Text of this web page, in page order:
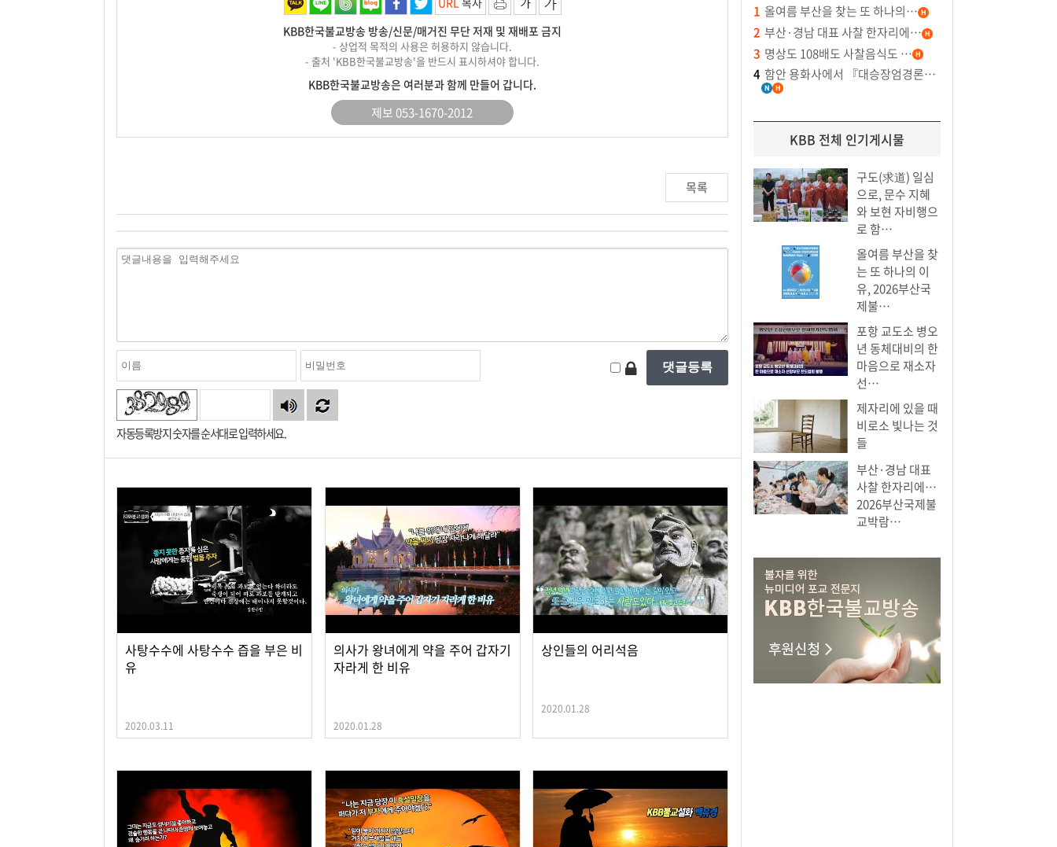
KBB한국불교방송 방송/신문/매거진 무단 저재 및 재배포 금지
- 상업적 목적의 사용은 허용하지 않습니다.
- 출처 'KBB한국불교방송'을 반드시 표시하셔야 합니다.
KBB한국불교방송은 여러분과 함께 만들어 갑니다.
제보 053-1670-2012
목록
자동등록방지 숫자를 순서대로 입력하세요.
1 올여름 부산을 찾는 또 하나의…
2 부산·경남 대표 사찰 한자리에…
3 명상도 108배도 사찰음식도 …
4 함안 용화사에서 『대승장엄경론…
KBB 전체 인기게시물
구도(求道) 일심
으로, 문수 지혜
와 보현 자비행으
로 함…
올여름 부산을 찾
는 또 하나의 이
유, 2026부산국
제불…
포항 교도소 병오
년 동체대비의 한
마음으로 재소자
선…
제자리에 있을 때
비로소 빛나는 것
들
부산·경남 대표
사찰 한자리에…
2026부산국제불
교박람…
사탕수수에 사탕수수 즙을 부은 비
유
2020.03.11
의사가 왕녀에게 약을 주어 갑자기
자라게 한 비유
2020.01.28
상인들의 어리석음
2020.01.28